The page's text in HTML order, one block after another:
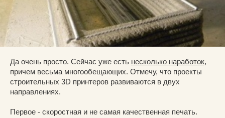
Да очень просто. Сейчас уже есть несколько наработок,
причем весьма многообещающих. Отмечу, что проекты
строительных 3D принтеров развиваются в двух
направлениях.
Первое - скоростная и не самая качественная печать.